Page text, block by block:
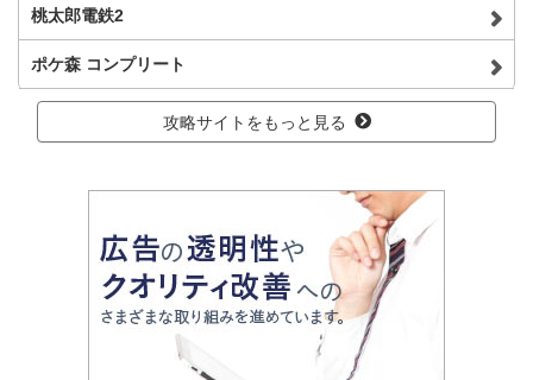
桃太郎電鉄2
ポケ森 コンプリート
攻略サイトをもっと見る